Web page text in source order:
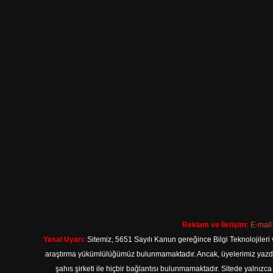
Reklam ve İletişim: E-
Yasal Uyarı: Sitemiz, 5651 Sayılı Kanun gereğince Bilgi
araştırma yükümlülüğümüz bulunmamaktadır. Ancak, üyelerimiz
şahıs şirketi ile hiçbir bağlantısı bulunmamaktadır. Sitede